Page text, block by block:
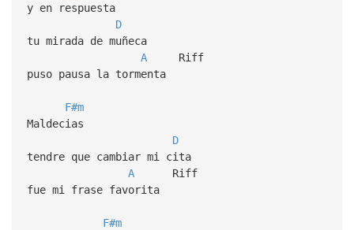
y en respuesta
D
tu mirada de muñeca
ARiff
puso pausa la tormenta
F#m
Maldecias
D
tendre que cambiar mi cita
ARiff
fue mi frase favorita
F#m